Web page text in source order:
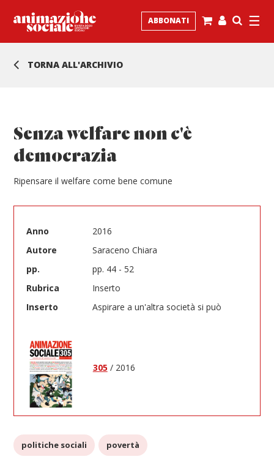
ABBONATI ☰
TORNA ALL'ARCHIVIO
Senza welfare non c'è
democrazia
Ripensare il welfare come bene comune
Anno
2016
Autore
Saraceno Chiara
pp.
pp. 44 - 52
Rubrica
Inserto
Inserto
Aspirare a un'altra società si può
305 / 2016
politiche sociali povertà